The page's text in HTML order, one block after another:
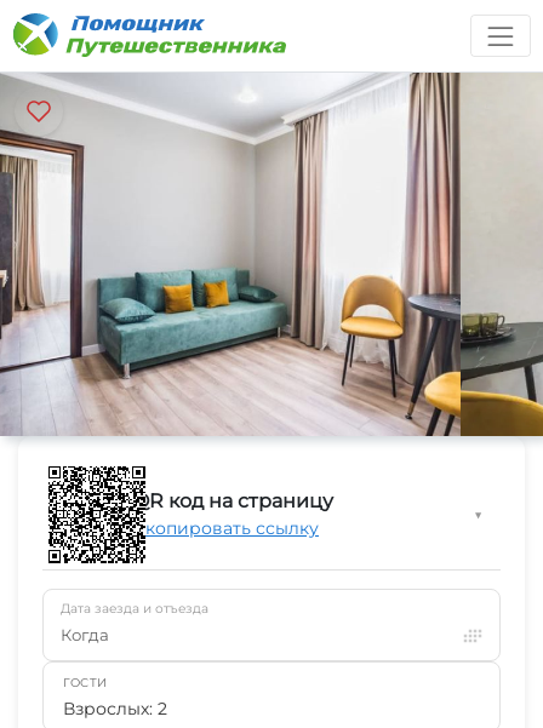
QR код на страницу
Скопировать ссылку
▼
Дата заезда и отъезда
Когда
ГОСТИ
Взрослых: 2